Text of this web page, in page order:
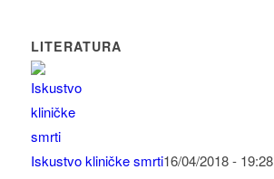
LITERATURA
Iskustvo kliničke smrti16/04/2018 - 19:28